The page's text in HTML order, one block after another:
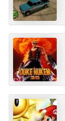
e
b
o
l
G
a
n
h